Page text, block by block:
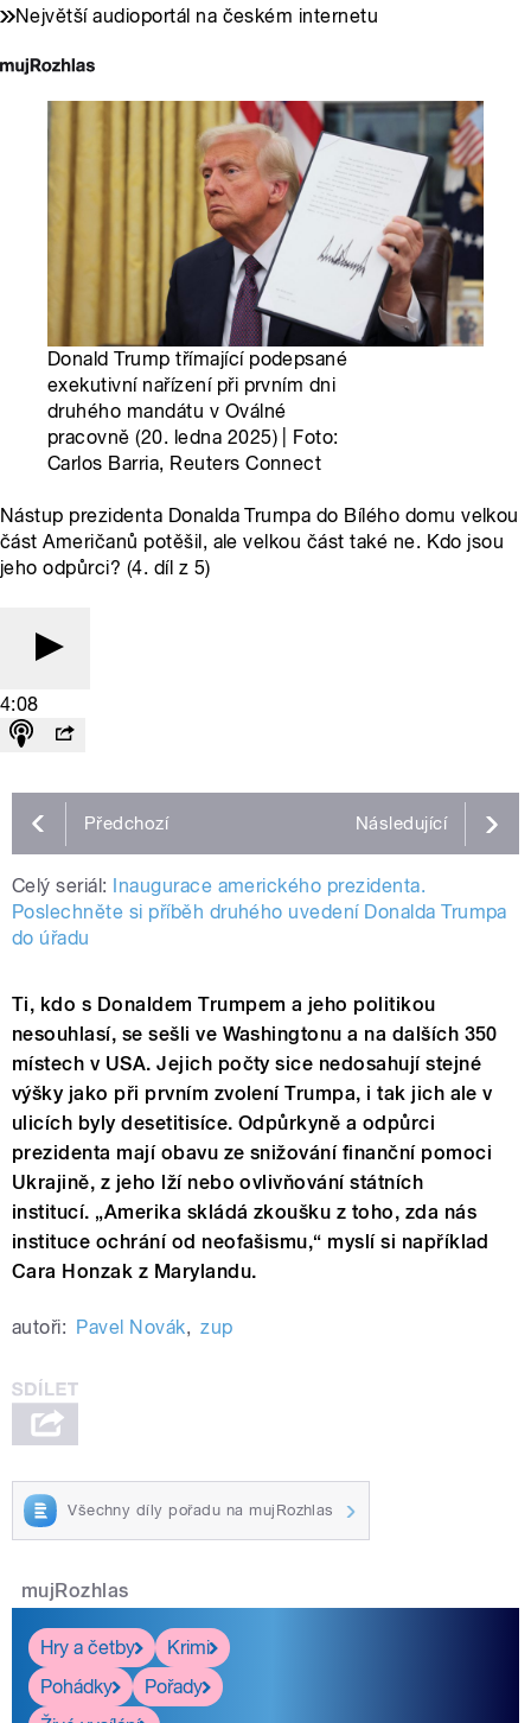
Největší audioportál na českém internetu
Donald Trump třímající podepsané
exekutivní nařízení při prvním dni
druhého mandátu v Oválné
pracovně (20. ledna 2025) | Foto:
Carlos Barria, Reuters Connect
Nástup prezidenta Donalda Trumpa do Bílého domu velkou
část Američanů potěšil, ale velkou část také ne. Kdo jsou
jeho odpůrci? (4. díl z 5)
4:08
Předchozí Následující
Celý seriál:
Inaugurace amerického prezidenta.
Poslechněte si příběh druhého uvedení Donalda Trumpa
do úřadu
Ti, kdo s Donaldem Trumpem a jeho politikou
nesouhlasí, se sešli ve Washingtonu a na dalších 350
místech v USA. Jejich počty sice nedosahují stejné
výšky jako při prvním zvolení Trumpa, i tak jich ale v
ulicích byly desetitisíce. Odpůrkyně a odpůrci
prezidenta mají obavu ze snižování finanční pomoci
Ukrajině, z jeho lží nebo ovlivňování státních
institucí. „Amerika skládá zkoušku z toho, zda nás
instituce ochrání od neofašismu,“ myslí si například
Cara Honzak z Marylandu.
autoři: Pavel Novák, zup
Všechny díly pořadu na mujRozhlas
mujRozhlas
Hry a četby
Krimi
Pohádky
Pořady